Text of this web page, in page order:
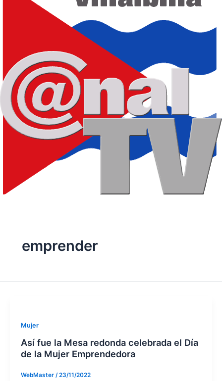
emprender
Mujer
Así fue la Mesa redonda celebrada el Día
de la Mujer Emprendedora
WebMaster /23/11/2022